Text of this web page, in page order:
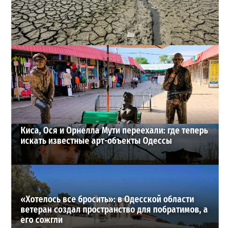
Днестр рекордно обмелел: одесситов просят срочно
экономить воду
2
29-07-2026 в 19:28
ВИБОР РЕДАКЦИИ
Киса, Ося и Орнелла Мути переехали: где теперь
искать известные арт-объекты Одессы
«Хотелось все бросить»: в Одесской области
ветеран создал пространство для побратимов, а
его сожгли